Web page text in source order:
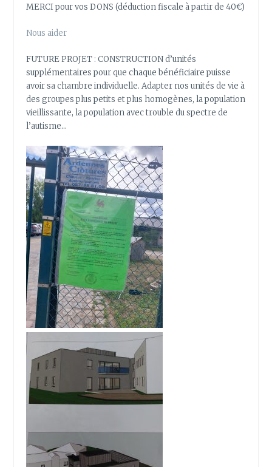
MERCI pour vos DONS (déduction fiscale à partir de 40€)
Nous aider
FUTURE PROJET : CONSTRUCTION d’unités
supplémentaires pour que chaque bénéficiaire puisse
avoir sa chambre individuelle. Adapter nos unités de vie à
des groupes plus petits et plus homogènes, la population
vieillissante, la population avec trouble du spectre de
l’autisme…